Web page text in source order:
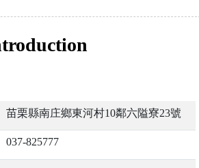
苗栗縣南庄鄉東河村10鄰六隘寮23號
037-825777